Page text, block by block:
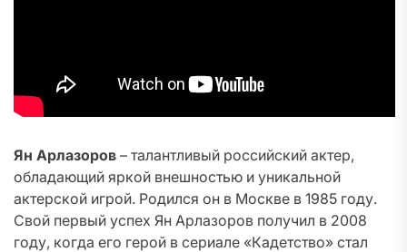
Ян Арлазоров – талантливый российский актер,
обладающий яркой внешностью и уникальной
актерской игрой. Родился он в Москве в 1985 году.
Свой первый успех Ян Арлазоров получил в 2008
году, когда его герой в сериале «Кадетство» стал